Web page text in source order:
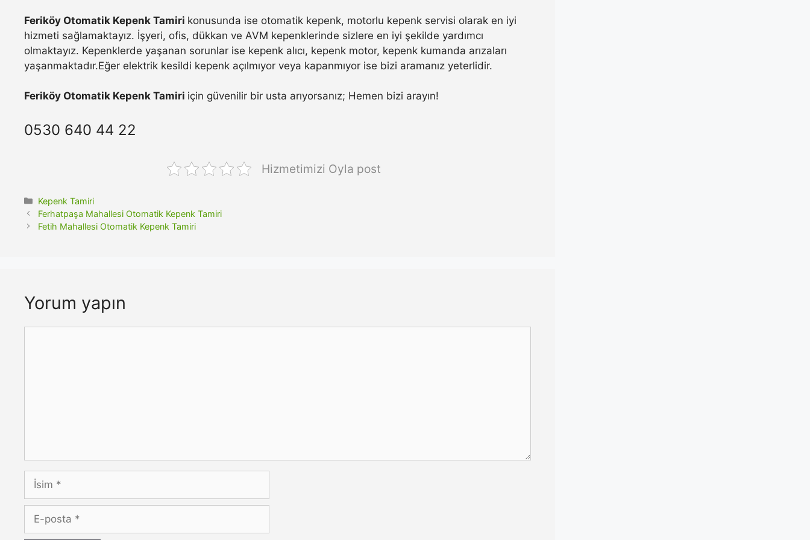
Feriköy Otomatik Kepenk Tamiri konusunda ise otomatik kepenk, motorlu kepenk servisi olarak en iyi
hizmeti sağlamaktayız. İşyeri, ofis, dükkan ve AVM kepenklerinde sizlere en iyi şekilde yardımcı
olmaktayız. Kepenklerde yaşanan sorunlar ise kepenk alıcı, kepenk motor, kepenk kumanda arızaları
yaşanmaktadır.Eğer elektrik kesildi kepenk açılmıyor veya kapanmıyor ise bizi aramanız yeterlidir.
Feriköy Otomatik Kepenk Tamiri için güvenilir bir usta arıyorsanız; Hemen bizi arayın!
0530 640 44 22
Hizmetimizi Oyla post
Kategoriler
Kepenk Tamiri
Ferhatpaşa Mahallesi Otomatik Kepenk Tamiri
Fetih Mahallesi Otomatik Kepenk Tamiri
Yorum yapın
İsim
posta